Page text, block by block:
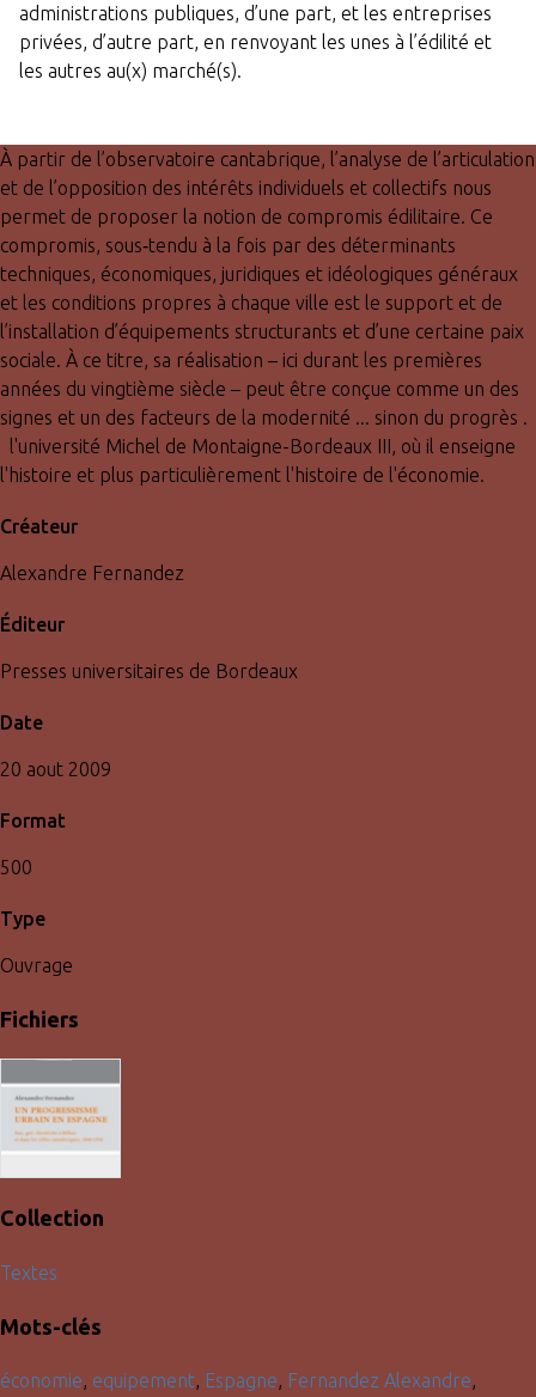
administrations publiques, d’une part, et les entreprises
privées, d’autre part, en renvoyant les unes à l’édilité et
les autres au(x) marché(s).
À partir de l’observatoire cantabrique, l’analyse de l’articulation
et de l’opposition des intérêts individuels et collectifs nous
permet de proposer la notion de compromis édilitaire. Ce
compromis, sous‑tendu à la fois par des déterminants
techniques, économiques, juridiques et idéologiques généraux
et les conditions propres à chaque ville est le support et de
l’installation d’équipements structurants et d’une certaine paix
sociale. À ce titre, sa réalisation – ici durant les premières
années du vingtième siècle – peut être conçue comme un des
signes et un des facteurs de la modernité ... sinon du progrès .
l'université Michel de Montaigne-Bordeaux III, où il enseigne
l'histoire et plus particulièrement l'histoire de l'économie.
Créateur
Alexandre Fernandez
Éditeur
Presses universitaires de Bordeaux
Date
20 aout 2009
Format
500
Type
Ouvrage
Fichiers
Collection
Textes
Mots-clés
économie, equipement, Espagne, Fernandez Alexandre,